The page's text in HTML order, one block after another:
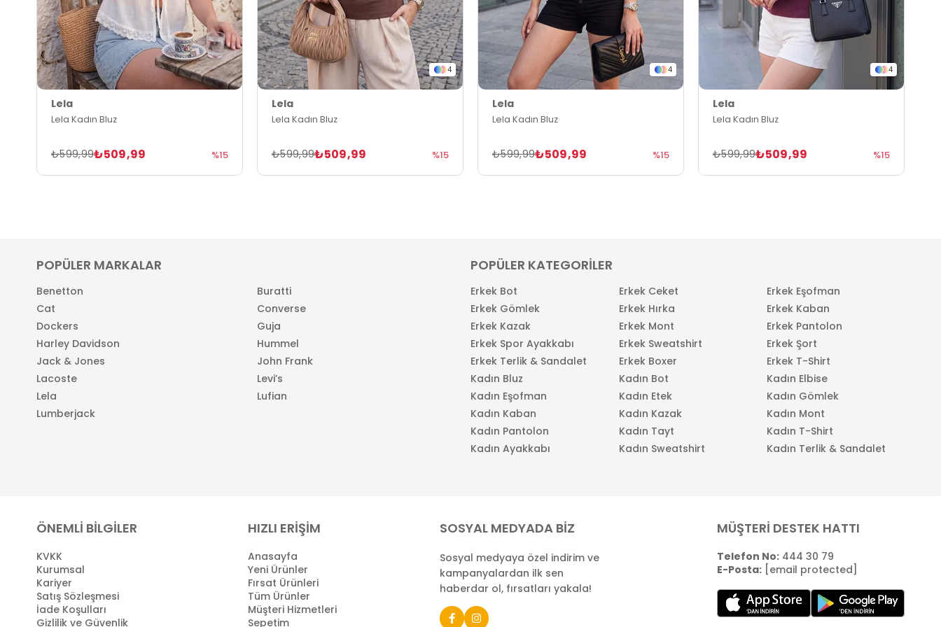
Lela
Lela Kadın Bluz
₺509,99
₺599,99 %15
4
Lela
Lela Kadın Bluz
₺509,99
₺599,99 %15
4
Lela
Lela Kadın Bluz
₺509,99
₺599,99 %15
4
Lela
Lela Kadın Bluz
₺509,99
₺599,99 %15
POPÜLER MARKALAR
Benetton
Buratti
Cat
Converse
Dockers
Guja
Harley Davidson
Hummel
Jack & Jones
John Frank
Lacoste
Levi’s
Lela
Lufian
Lumberjack
POPÜLER KATEGORİLER
Erkek Bot Erkek Ceket
Erkek Eşofman
Erkek Gömlek
Erkek Hırka
Erkek Kaban
Erkek Kazak
Erkek Mont
Erkek Pantolon
Erkek Spor Ayakkabı
Erkek Sweatshirt
Erkek Şort
Erkek Terlik & Sandalet
Erkek Boxer
Erkek T-Shirt
Kadın Bluz
Kadın Bot
Kadın Elbise
Kadın Eşofman
Kadın Etek
Kadın Gömlek
Kadın Kaban
Kadın Kazak
Kadın Mont
Kadın Pantolon
Kadın Tayt
Kadın T-Shirt
Kadın Ayakkabı
Kadın Sweatshirt Kadın Terlik & Sandalet
ÖNEMLİ BİLGİLER
KVKK
Kurumsal
Kariyer
Satış Sözleşmesi
İade Koşulları
Gizlilik ve Güvenlik
HIZLI ERİŞİM
Anasayfa
Yeni Ürünler
Fırsat Ürünleri
Tüm Ürünler
Müşteri Hizmetleri
Sepetim
SOSYAL MEDYADA BİZ
Sosyal medyaya özel indirim ve
kampanyalardan ilk sen
haberdar ol, fırsatları yakala!
MÜŞTERİ DESTEK HATTI
Telefon No:444 30 79
E-Posta: [email protected]